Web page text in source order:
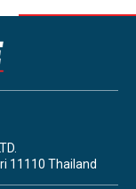
11110 Thailand